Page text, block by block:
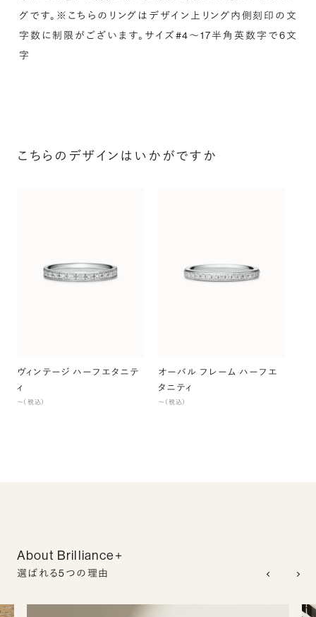
指輪の内側に、誕生石やピンクダイヤモンドなど、お好みの
宝石を選んでセッティングすることができます。ショッピング
カート画面で、お好みの宝石をお選びください (有料)。
グです。※こちらのリングはデザイン上リング内側刻印の文
字数に制限がございます。サイズ#4〜17半角英数字で6文
字
こちらのデザインはいかがですか
ヴィンテージ ハーフエタニテ
ィ
〜（税込）
オーバル フレーム ハーフエ
タニティ
〜（税込）
About Brilliance+
選ばれる5つの理由